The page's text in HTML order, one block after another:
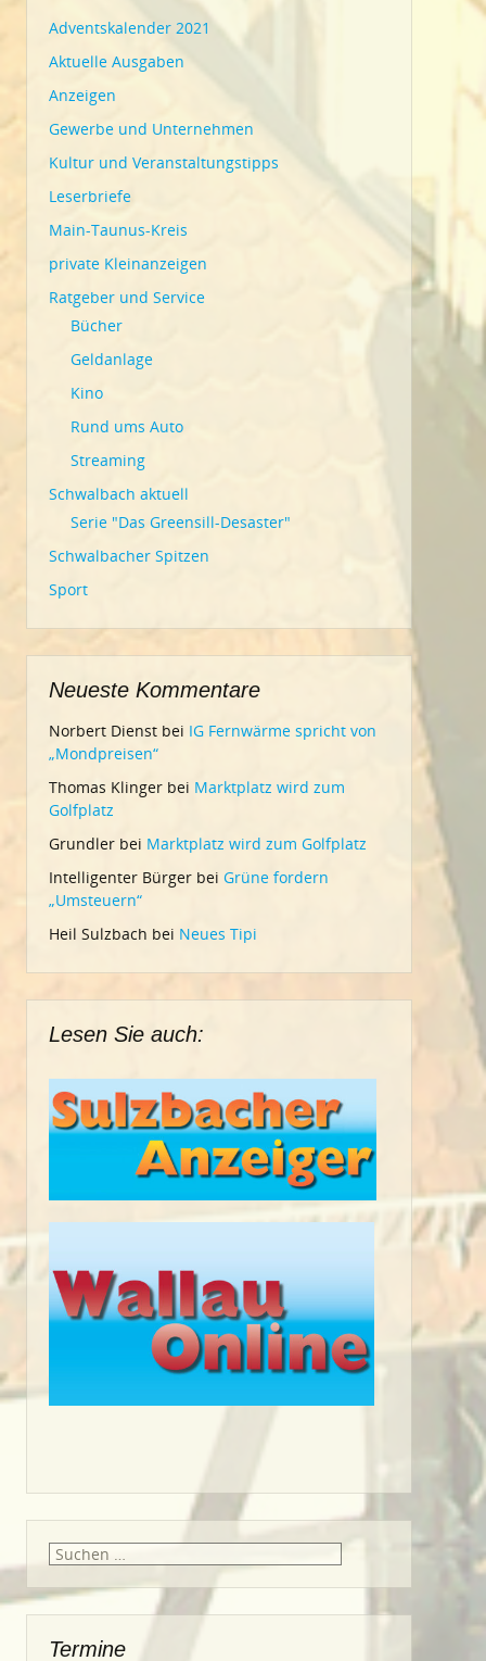
Adventskalender 2021
Aktuelle Ausgaben
Anzeigen
Gewerbe und Unternehmen
Kultur und Veranstaltungstipps
Leserbriefe
Main-Taunus-Kreis
private Kleinanzeigen
Ratgeber und Service
Bücher
Geldanlage
Kino
Rund ums Auto
Streaming
Schwalbach aktuell
Serie "Das Greensill-Desaster"
Schwalbacher Spitzen
Sport
Neueste Kommentare
Norbert Dienst bei IG Fernwärme spricht von
„Mondpreisen“
Thomas Klinger bei Marktplatz wird zum
Golfplatz
Grundler bei Marktplatz wird zum Golfplatz
Intelligenter Bürger bei Grüne fordern
„Umsteuern“
Heil Sulzbach bei Neues Tipi
Lesen Sie auch:
Suche
Termine